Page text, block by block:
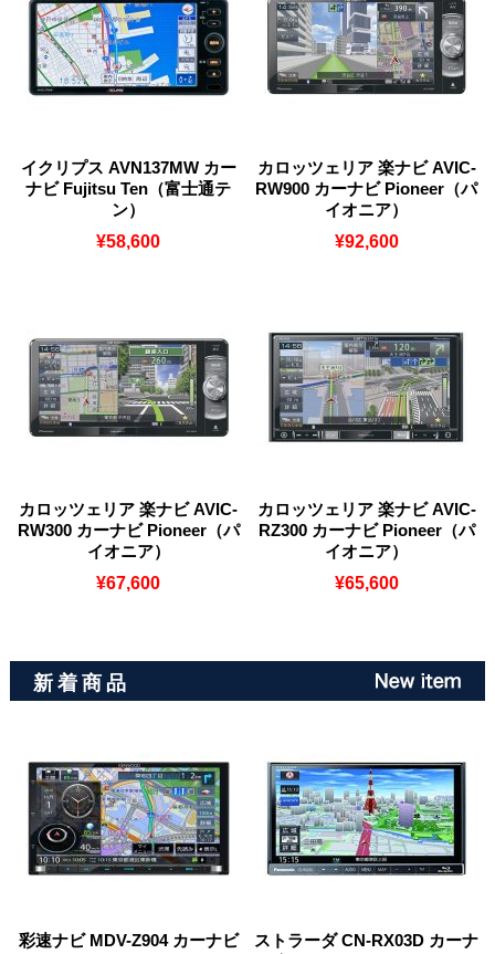
イクリプス AVN137MW カー
ナビ Fujitsu Ten（富士通テ
ン）
¥58,600
カロッツェリア 楽ナビ AVIC-
RW900 カーナビ Pioneer（パ
イオニア）
¥92,600
カロッツェリア 楽ナビ AVIC-
RW300 カーナビ Pioneer（パ
イオニア）
¥67,600
カロッツェリア 楽ナビ AVIC-
RZ300 カーナビ Pioneer（パ
イオニア）
¥65,600
新着商品
彩速ナビ MDV-Z904 カーナビ
ストラーダ CN-RX03D カーナ